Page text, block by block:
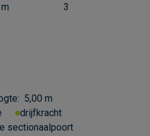
3
5,00 m
drijfkracht
sectionaalpoort